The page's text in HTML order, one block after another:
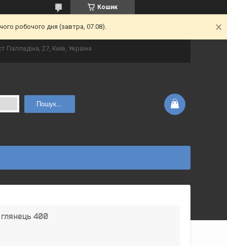
Кошик
робочого дня (завтра, 07.08).
Палладіна, 27, Київ, Україна
Пошук...
глянець 400